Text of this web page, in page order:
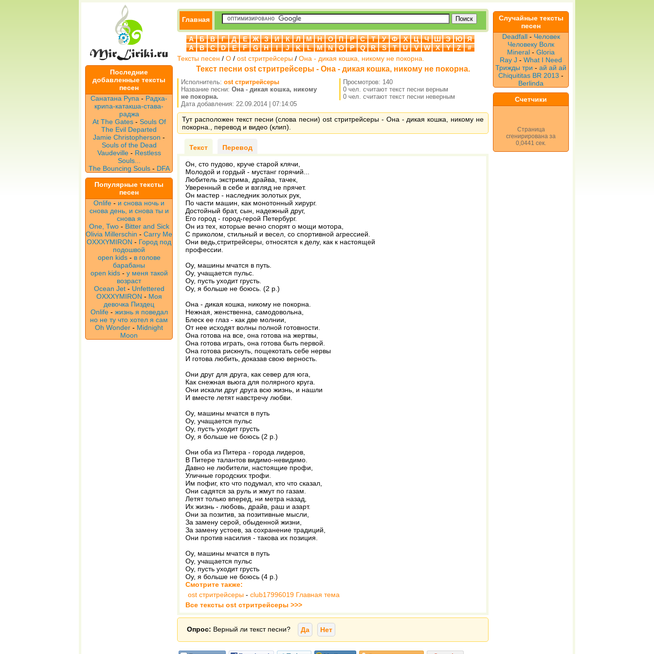
Последние
добавленные тексты
песен
Санатана Рупа - Радха-
крипа-катакша-става-
раджа
At The Gates- Souls Of
The Evil Departed
Jamie Christopherson -
Souls of the Dead
Vaudeville - Restless
Souls...
The Bouncing Souls- DFA
Популярные тексты
песен
Onlife - и снова ночь и
снова день, и снова ты и
снова я
One, Two- Bitter and Sick
Olivia Millerschin - Carry Me
OXXXYMIRON - Город под
подошвой
open kids- в голове
барабаны
open kids- у меня такой
возраст
Ocean Jet- Unfettered
OXXXYMIRON - Моя
девочка Пиздец
Onlife- жизнь я поведал
но не ту что хотел я сам
Oh Wonder - Midnight
Moon
Главная
А Б В Г Д Е Ж З И К Л М Н О П Р С Т У Ф Х Ц Ч Ш Э Ю
Я
A
B C D E F G H I J K L M N O P Q R S T U V W X Y Z
#
Тексты песен / O / ost стритрейсеры / Она - дикая кошка, никому не покорна.
Текст песни ost стритрейсеры - Она - дикая кошка, никому не покорна.
Исполнитель: ost стритрейсеры
Название песни: Она - дикая кошка, никому
не покорна.
Дата добавления: 22.09.2014 | 07:14:05
Просмотров: 140
0 чел. считают текст песни верным
0 чел. считают текст песни неверным
Тут расположен текст песни (слова песни) ost стритрейсеры - Она - дикая кошка, никому не
покорна., перевод и видео (клип).
Текст Перевод
Он, сто пудово, круче старой клячи,
Молодой и гордый - мустанг горячий...
Любитель экстрима, драйва, тачек,
Уверенный в себе и взгляд не прячет.
Он мастер - наследник золотых рук,
По части машин, как монотонный хирург.
Достойный брат, сын, надежный друг,
Его город - город-герой Петербург.
Он из тех, которые вечно спорят о мощи мотора,
С приколом, стильный и весел, со спортивной агрессией.
Они ведь,стритрейсеры, относятся к делу, как к настоящей
профессии.
Оу, машины мчатся в путь.
Оу, учащается пульс.
Оу, пусть уходит грусть.
Оу, я больше не боюсь. (2 р.)
Она - дикая кошка, никому не покорна.
Нежная, женственна, самодовольна,
Блеск ее глаз - как две молнии,
От нее исходят волны полной готовности.
Она готова на все, она готова на жертвы,
Она готова играть, она готова быть первой.
Она готова рискнуть, пощекотать себе нервы
И готова любить, доказав свою верность.
Они друг для друга, как север для юга,
Как снежная вьюга для полярного круга.
Они искали друг друга всю жизнь, и нашли
И вместе летят навстречу любви.
Оу, машины мчатся в путь
Оу, учащается пульс
Оу, пусть уходит грусть
Оу, я больше не боюсь (2 р.)
Они оба из Питера - города лидеров,
В Питере талантов видимо-невидимо.
Давно не любители, настоящие профи,
Уличные городских трофи.
Им пофиг, кто что подумал, кто что сказал,
Они садятся за руль и жмут по газам.
Летят только вперед, ни метра назад,
Их жизнь - любовь, драйв, раш и азарт.
Они за позитив, за позитивные мысли,
За замену серой, обыденной жизни,
За замену устоев, за сохранение традиций,
Они против насилия - такова их позиция.
Оу, машины мчатся в путь
Оу, учащается пульс
Оу, пусть уходит грусть
Оу, я больше не боюсь (4 р.)
Смотрите также:
ost стритрейсеры - club17996019 Главная тема
Все тексты ost стритрейсеры >>>
Опрос: Верный ли текст песни? Да Нет
Случайные тексты
песен
Deadfall- Человек
Человеку Волк
Mineral - Gloria
Ray J - What I Need
Трижды три - ай ай ай
Chiquititas BR 2013 -
Berlinda
Счетчики
Страница
сгенирирована за
0,0441 сек.